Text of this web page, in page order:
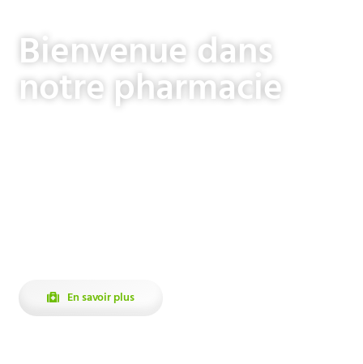
Bienvenue dans
notre pharmacie
En savoir plus